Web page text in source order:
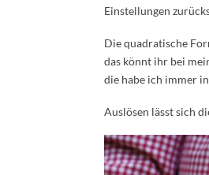
Einstellungen
Die quadratische
das könnt ihr bei
die habe ich immer
Auslösen lässt sich